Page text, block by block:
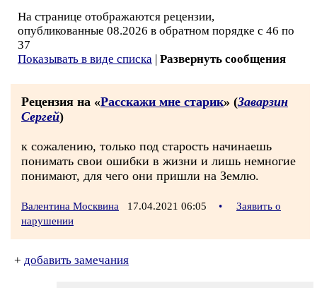
На странице отображаются рецензии,
опубликованные 08.2026 в обратном порядке с 46 по
37
Показывать в виде списка | Развернуть сообщения
Рецензия на «Расскажи мне старик» (Заварзин
Сергей)
к сожалению, только под старость начинаешь
понимать свои ошибки в жизни и лишь немногие
понимают, для чего они пришли на Землю.
Валентина Москвина 17.04.2021 06:05 •
Заявить о
нарушении
+ добавить замечания